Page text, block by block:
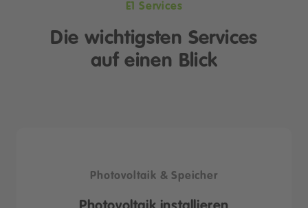
E1 Services
Die wichtigsten Services
auf einen Blick
Photovoltaik & Speicher